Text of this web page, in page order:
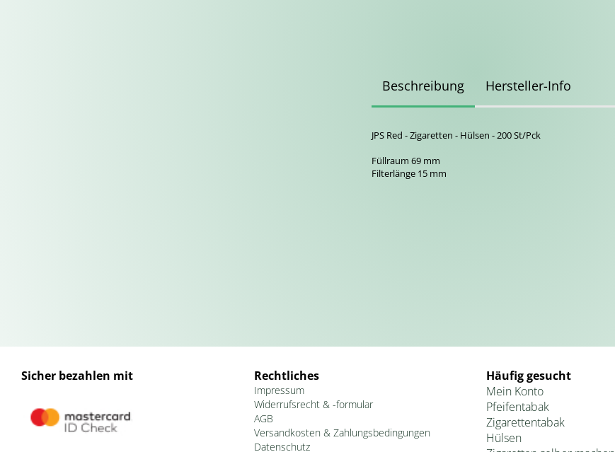
Beschreibung Hersteller-Info
JPS Red - Zigaretten - Hülsen - 200 St/Pck
Füllraum 69 mm
Filterlänge 15 mm
Sicher bezahlen mit Rechtliches
Impressum
Widerrufsrecht & -formular
AGB
Versandkosten & Zahlungsbedingungen
Datenschutz
Häufig gesucht
Mein Konto
Pfeifentabak
Zigarettentabak
Hülsen